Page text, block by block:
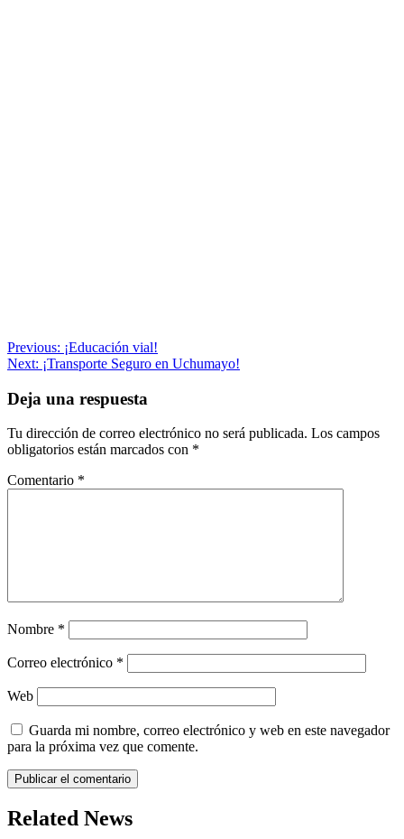
Navegación
de
entradas
Previous: ¡Educación vial!
Next: ¡Transporte Seguro en Uchumayo!
Deja una respuesta
Tu dirección de correo electrónico no será publicada. Los campos
obligatorios están marcados con *
Comentario *
Nombre *
Correo electrónico *
Web
Guarda mi nombre, correo electrónico y web en este navegador
para la próxima vez que comente.
Related News